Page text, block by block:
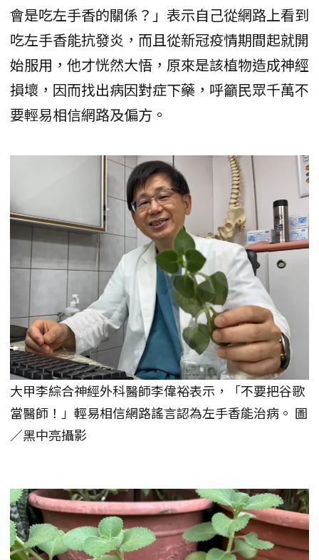
會是吃左手香的關係？」表示自己從網路上看到
吃左手香能抗發炎，而且從新冠疫情期間起就開
始服用，他才恍然大悟，原來是該植物造成神經
損壞，因而找出病因對症下藥，呼籲民眾千萬不
要輕易相信網路及偏方。
大甲李綜合神經外科醫師李偉裕表示，「不要把谷歌
當醫師！」輕易相信網路謠言認為左手香能治病。 圖
／黑中亮攝影